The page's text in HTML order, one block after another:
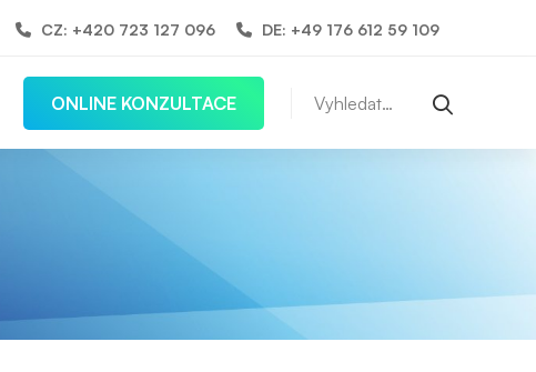
CZ: +420 723 127 096 DE: +49 176 612 59 109
ONLINE KONZULTACE Vyhledat: